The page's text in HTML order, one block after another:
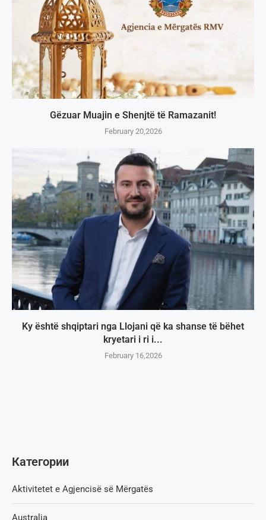
Gëzuar Muajin e Shenjtë të Ramazanit!
February 20,2026
Ky është shqiptari nga Llojani që ka shanse të bëhet
kryetari i ri i...
February 16,2026
Категории
Aktivitetet e Agjencisë së Мërgatës
Australia